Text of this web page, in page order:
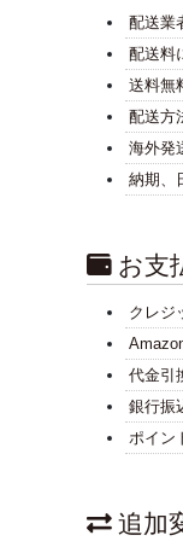
配送業
配送料
送料無
配送方
海外発
納期、
お支
クレジ
代金引
銀行振
ポイン
追加